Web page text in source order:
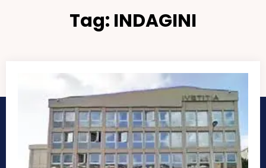
Tag: INDAGINI